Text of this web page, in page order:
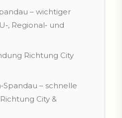
– wichtiger
Regional‑ und
Richtung City
– schnelle
City &